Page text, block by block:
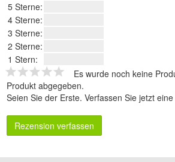
5 Sterne:
4 Sterne:
3 Sterne:
2 Sterne:
1 Stern:
Es wurde noch keine
Produkt abgegeben.
Seien Sie der Erste. Verfassen Sie jetzt
Rezension verfassen